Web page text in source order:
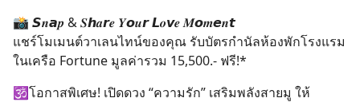
📸 𝙎𝒏𝙖𝒑 & 𝑺𝙝𝒂𝙧𝒆 𝒀𝙤𝒖𝙧 𝙇𝒐𝙫𝒆 𝑴𝙤𝒎𝙚𝒏𝙩
แชร์โมเมนต์วาเลนไทน์ของคุณ รับบัตรกํานัลห้องพักโรงแรม
ในเครือ Fortune มูลค่ารวม 15,500.- ฟรี!*
🕉️โอกาสพิเศษ! เปิดดวง “ความรัก” เสริมพลังสายมู ให้